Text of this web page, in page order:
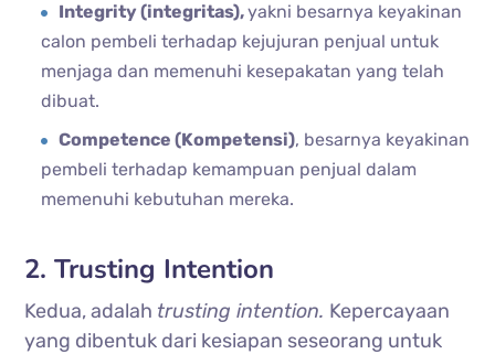
Integrity (integritas),yakni besarnya keyakinan
calon pembeli terhadap kejujuran penjual untuk
menjaga dan memenuhi kesepakatan yang telah
dibuat.
Competence (Kompetensi), besarnya keyakinan
pembeli terhadap kemampuan penjual dalam
memenuhi kebutuhan mereka.
2. Trusting Intention
Kedua, adalah trusting intention. Kepercayaan
yang dibentuk dari kesiapan seseorang untuk